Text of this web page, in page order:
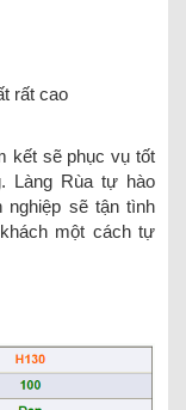
rất cao
kết sẽ phục vụ tốt
Làng Rùa tự hào
nghiệp sẽ tận tình
một cách tự